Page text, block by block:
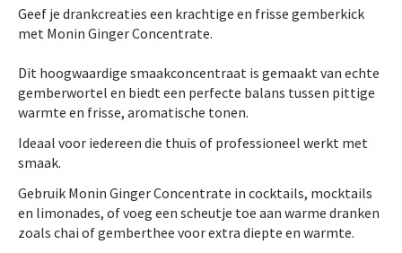
Geef je drankcreaties een krachtige en frisse gemberkick
met Monin Ginger Concentrate.
Dit hoogwaardige smaakconcentraat is gemaakt van echte
gemberwortel en biedt een perfecte balans tussen pittige
warmte en frisse, aromatische tonen.
Ideaal voor iedereen die thuis of professioneel werkt met
smaak.
Gebruik Monin Ginger Concentrate in cocktails, mocktails
en limonades, of voeg een scheutje toe aan warme dranken
zoals chai of gemberthee voor extra diepte en warmte.